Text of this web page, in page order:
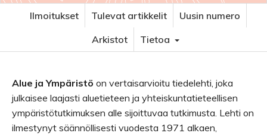
Ilmoitukset Tulevat artikkelit
Uusin numero
Arkistot
Tietoa
Alue ja Ympäristö on vertaisarvioitu tiedelehti, joka
julkaisee laajasti aluetieteen ja yhteiskuntatieteellisen
ympäristötutkimuksen alle sijoittuvaa tutkimusta. Lehti on
ilmestynyt säännöllisesti vuodesta 1971 alkaen,